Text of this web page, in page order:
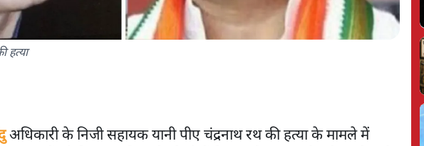
हत्या
अधिकारी के निजी सहायक यानी पीए चंद्रनाथ रथ की हत्या के मामले में